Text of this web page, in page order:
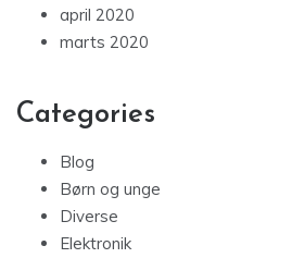
april 2020
marts 2020
Categories
Blog
Børn og unge
Diverse
Elektronik